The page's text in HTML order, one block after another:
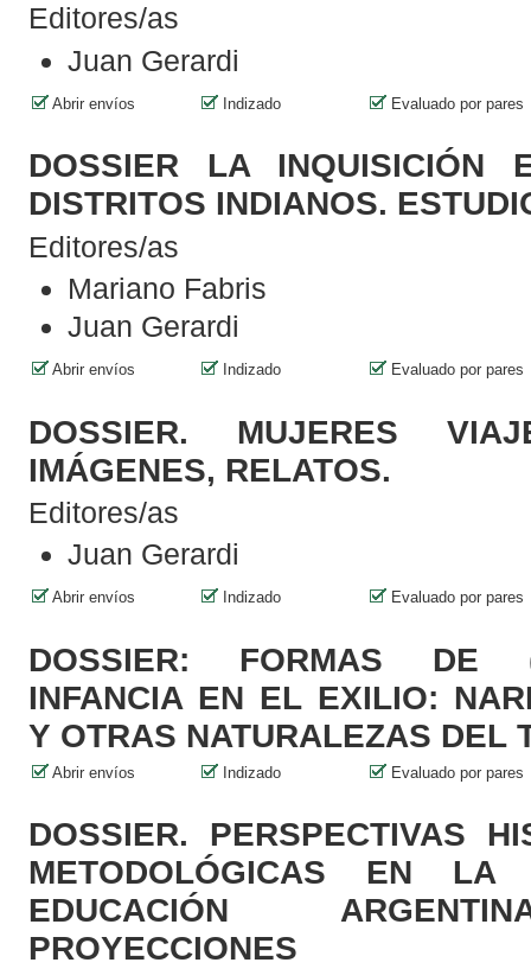
Editores/as
Juan Gerardi
Abrir envíos Indizado Evaluado por pares
DOSSIER LA INQUISICIÓN
DISTRITOS INDIANOS.
Editores/as
Mariano Fabris
Juan Gerardi
Abrir envíos Indizado Evaluado por pares
DOSSIER. MUJERES
IMÁGENES, RELATOS.
Editores/as
Juan Gerardi
Abrir envíos Indizado Evaluado por pares
DOSSIER: FORMAS DE
INFANCIA EN EL EXILIO:
Y OTRAS NATURALEZAS DEL
Abrir envíos Indizado Evaluado por pares
DOSSIER. PERSPECTIVAS
METODOLÓGICAS EN
EDUCACIÓN
PROYECCIONES